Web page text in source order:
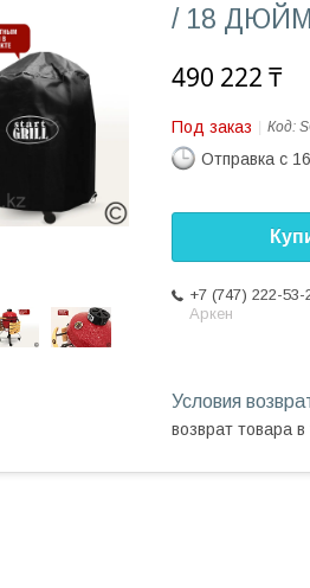
/ 18
490 222 ₸
Под заказ Код:
Отправка с
+7 (747) 222-53-
Аркен
возврат товара